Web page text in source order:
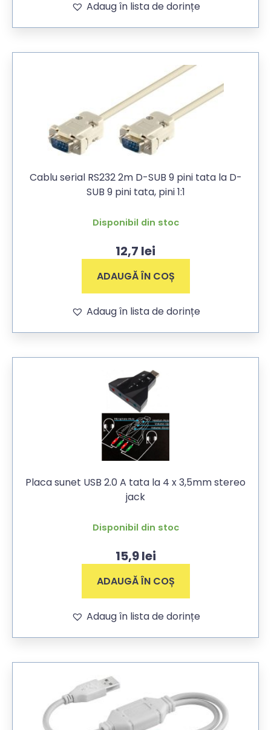
Adaug în lista de dorințe
Cablu serial RS232 2m D-SUB 9 pini tata la D-
SUB 9 pini tata, pini 1:1
Disponibil din stoc
12,7 lei
ADAUGĂ ÎN COȘ
Adaug în lista de dorințe
Placa sunet USB 2.0 A tata la 4 x 3,5mm stereo
jack
Disponibil din stoc
15,9lei
ADAUGĂ ÎN COȘ
Adaug în lista de dorințe